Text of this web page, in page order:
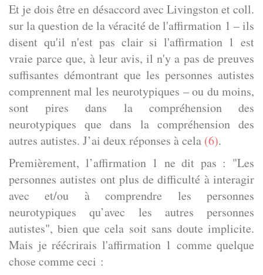
Et je dois être en désaccord avec Livingston et coll.
sur la question de la véracité de l'affirmation 1 – ils
disent qu'il n'est pas clair si l'affirmation 1 est
vraie parce que, à leur avis, il n'y a pas de preuves
suffisantes démontrant que les personnes autistes
comprennent mal les neurotypiques – ou du moins,
sont pires dans la compréhension des
neurotypiques que dans la compréhension des
autres autistes. J’ai deux réponses à cela (6).
Premièrement, l’affirmation 1 ne dit pas : "Les
personnes autistes ont plus de difficulté à interagir
avec et/ou à comprendre les personnes
neurotypiques qu’avec les autres personnes
autistes", bien que cela soit sans doute implicite.
Mais je réécrirais l'affirmation 1 comme quelque
chose comme ceci :